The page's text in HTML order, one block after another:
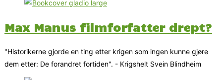
Max Manus filmforfatter drept?
"Historikerne gjorde en ting etter krigen som ingen kunne gjøre
dem etter: De forandret fortiden". - Krigshelt Svein Blindheim